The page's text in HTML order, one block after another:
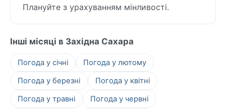
Плануйте з урахуванням мінливості.
Інші місяці в Західна Сахара
Погода у січні
Погода у лютому
Погода у березні
Погода у квітні
Погода у травні
Погода у червні